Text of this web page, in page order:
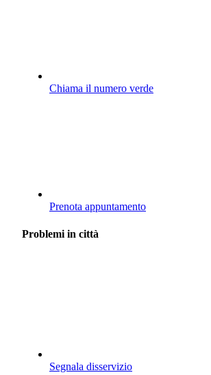
Chiama il numero verde
Prenota appuntamento
Problemi in città
Segnala disservizio